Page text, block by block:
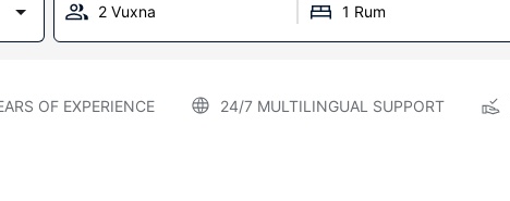
2 Vuxna 1 Rum
OF EXPERIENCE 24/7 MULTILINGUAL SUPPORT